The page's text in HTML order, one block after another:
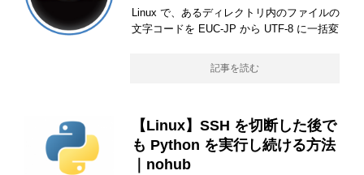
Linux で、あるディレクトリ内のファイルの
文字コードを EUC-JP から UTF-8 に一括変
記事を読む
【Linux】SSH を切断した後で
も Python を実行し続ける方法
｜nohub